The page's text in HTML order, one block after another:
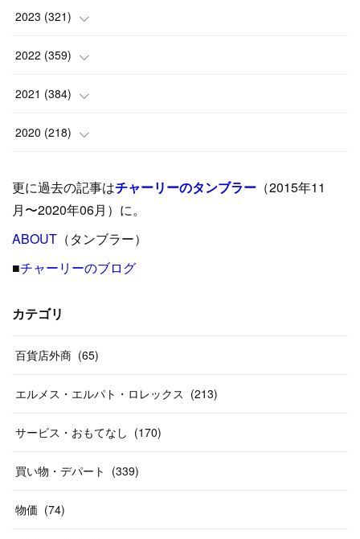
(8)
(6)
(9 )
( 5 )
( 15
(24)
(8 )
(17
(12)
(24)
(10)
(18)
(17)
)
(12)
19)
(13
(14)
2023 (321)
(25)
(17)
(35)
(33 )
(26)
27)
(29
(24)
(26
2022 (359)
(42)
(37)
(31)
(31)
31
(26
(20)
(14
(46
2021 (384)
(9)
(39)
( 23)
40
(55
(38)
(20
(31
58)
10
2020 (218)
(24)
( 42)
(33
(46)
(20
更に過去の記事はチャーリーのタンブラー （2015年11
月〜2020年06月）に。
ABOUT （タンブラー）
■チャーリーのブログ
カテゴリ
百貨店外商 (65)
エルメス・エルパト・ロレックス (213)
サービス・おもてなし (170)
買い物・デパート (339)
物価 (74)